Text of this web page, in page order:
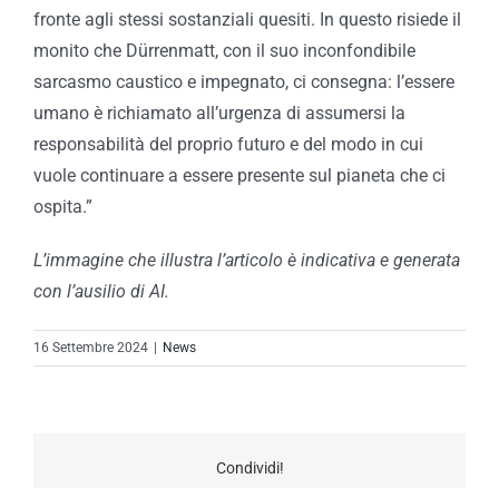
fronte agli stessi sostanziali quesiti. In questo risiede il
monito che Dürrenmatt, con il suo inconfondibile
sarcasmo caustico e impegnato, ci consegna: l’essere
umano è richiamato all’urgenza di assumersi la
responsabilità del proprio futuro e del modo in cui
vuole continuare a essere presente sul pianeta che ci
ospita.”
L’immagine che illustra l’articolo è indicativa e generata
con l’ausilio di AI.
16 Settembre 2024 | News
Condividi!